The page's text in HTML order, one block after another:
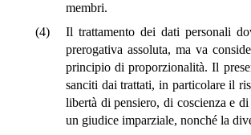
membri.
(4)
Il trattamento dei dati personali
prerogativa assoluta, ma va
principio di proporzionalità. Il
sanciti dai trattati, in particolare il
libertà di pensiero, di coscienza e
un giudice imparziale, nonché la